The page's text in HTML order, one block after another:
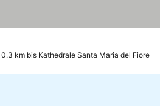
0.3 km bis Kathedrale Santa Maria del Fiore